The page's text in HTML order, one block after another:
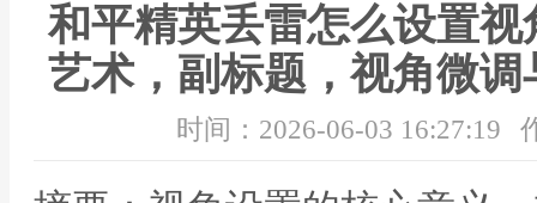
和平精英丢雷怎么设置
艺术，副标题，视角微
时间：2026-06-03 16:27:19